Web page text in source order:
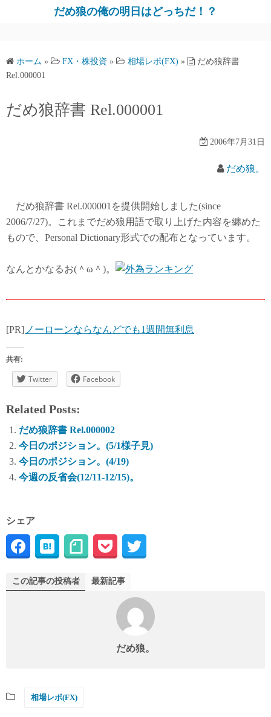
だめ狼の俺の明日はどっちだ！？
ホーム » FX・株投資 » 相場レポ(FX) »
だめ狼辞書
Rel.000001
だめ狼辞書 Rel.000001
2006年7月31日
だめ狼。
だめ狼辞書 Rel.000001を提供開始しました(since
2006/7/27)。これまでだめ狼用語で取り上げた内容を纏めた
もので、Personal Dictionary形式での配布となっています。
なんとかなるお(＾ω＾)。
[PR] ノーローンならなんどでも1週間無利息
共有:
Twitter Facebook
Related Posts:
だめ狼辞書 Rel.000002
今日のポジション。(5/1様子見)
今日のポジション。(4/19)
今週の反省会(12/11-12/15)。
シェア
この記事の投稿者 最新記事
だめ狼。
相場レポ(FX)